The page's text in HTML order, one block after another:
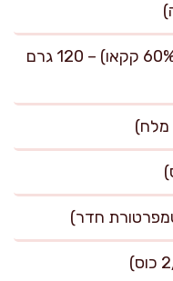
שוקולד מריר איכותי (לפחות 60% קקאו) – 120 גרם